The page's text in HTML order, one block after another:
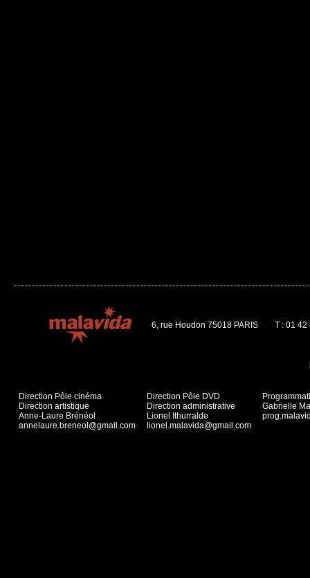
6, rue Houdon 75018 PARIS T : 01 42
Direction Pôle cinéma
Direction artistique
Anne-Laure Brénéol
annelaure.breneol@gmail.com
Direction Pôle DVD
Direction administrative
Lionel Ithurralde
lionel.malavida@gmail.com
Gabrielle